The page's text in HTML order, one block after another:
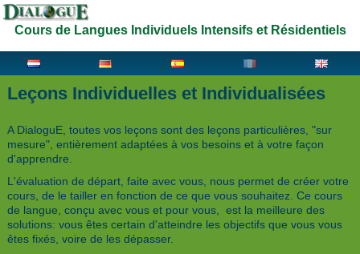
Cours de Langues Individuels Intensifs et Résidentiels
Leçons Individuelles et Individualisées
A DialoguE, toutes vos leçons sont des leçons particulières, "sur
mesure", entièrement adaptées à vos besoins et à votre façon
d'apprendre.
L'évaluation de départ, faite avec vous, nous permet de créer votre
cours, de le tailler en fonction de ce que vous souhaitez. Ce cours
de langue, conçu avec vous et pour vous, est la meilleure des
solutions: vous êtes certain d'atteindre les objectifs que vous vous
êtes fixés, voire de les dépasser.